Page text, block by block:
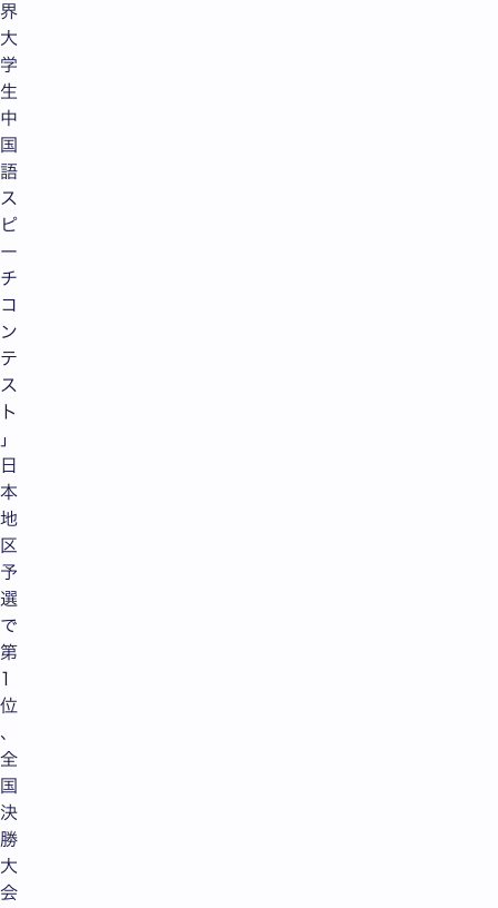
界
大
学
生
中
国
語
ス
ピ
ー
チ
コ
ン
テ
ス
ト
」
日
本
地
区
予
選
で
第
1
位
、
全
国
決
勝
大
会